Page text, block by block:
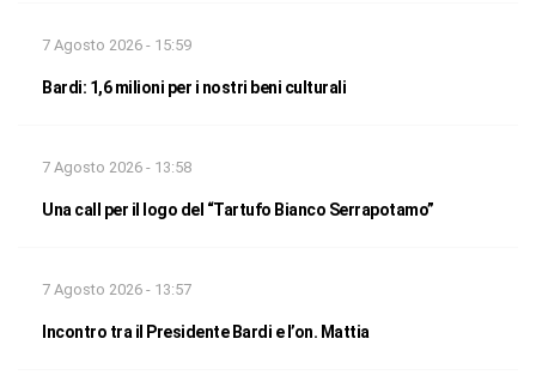
7 Agosto 2026 - 15:59
Bardi: 1,6 milioni per i nostri beni culturali
7 Agosto 2026 - 13:58
Una call per il logo del “Tartufo Bianco Serrapotamo”
7 Agosto 2026 - 13:57
Incontro tra il Presidente Bardi e l’on. Mattia